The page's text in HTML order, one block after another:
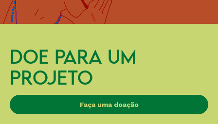
DOE PARA UM
PROJETO
Faça uma doação